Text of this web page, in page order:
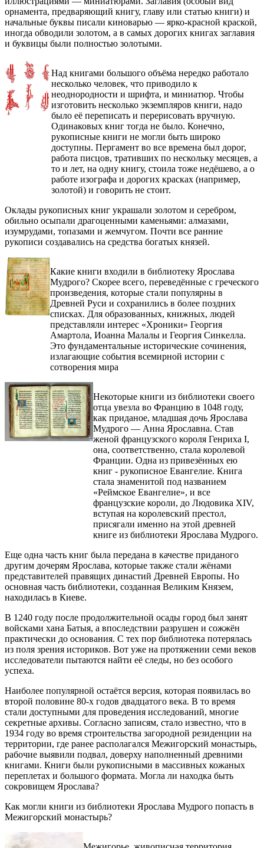
орнамента, предваряющий книгу, главу или статью книги) и
начальные буквы писали киноварью — ярко-красной краской,
иногда обводили золотом, а в самых дорогих книгах заглавия
и буквицы были полностью золотыми.
Над книгами большого объёма нередко работало
несколько человек, что приводило к
неоднородности и шрифта, и миниатюр. Чтобы
изготовить несколько экземпляров книги, надо
было её переписать и перерисовать вручную.
Одинаковых книг тогда не было. Конечно,
рукописные книги не могли быть широко
доступны. Пергамент во все времена был дорог,
работа писцов, тративших по нескольку месяцев, а
то и лет, на одну книгу, стоила тоже недёшево, а о
работе изографа и дорогих красках (например,
золотой) и говорить не стоит.
Оклады рукописных книг украшали золотом и серебром,
обильно осыпали драгоценными каменьями: алмазами,
изумрудами, топазами и жемчугом. Почти все ранние
рукописи создавались на средства богатых князей.
Какие книги входили в библиотеку Ярослава
Мудрого? Скорее всего, переведённые с греческого
произведения, которые стали популярны в
Древней Руси и сохранились в более поздних
списках. Для образованных, книжных, людей
представляли интерес «Хроники» Георгия
Амартола, Иоанна Малалы и Георгия Синкелла.
Это фундаментальные исторические сочинения,
излагающие события всемирной истории с
сотворения мира
Некоторые книги из библиотеки своего
отца увезла во Францию в 1048 году,
как приданое, младшая дочь Ярослава
Мудрого — Анна Ярославна. Став
женой французского короля Генриха І,
она, соответственно, стала королевой
Франции. Одна из привезённых ею
книг - рукописное Евангелие. Книга
стала знаменитой под названием
«Реймское Евангелие», и все
французские короли, до Людовика XIV,
вступая на королевский престол,
присягали именно на этой древней
книге из библиотеки Ярослава Мудрого.
Еще одна часть книг была передана в качестве приданого
другим дочерям Ярослава, которые также стали жёнами
представителей правящих династий Древней Европы. Но
основная часть библиотеки, созданная Великим Князем,
находилась в Киеве.
В 1240 году после продолжительной осады город был занят
войсками хана Батыя, а впоследствии разрушен и сожжён
практически до основания. С тех пор библиотека потерялась
из поля зрения историков. Вот уже на протяжении семи веков
исследователи пытаются найти её следы, но без особого
успеха.
Наиболее популярной остаётся версия, которая появилась во
второй половине 80-х годов двадцатого века. В то время
стали доступными для проведения исследований, многие
секретные архивы. Согласно записям, стало известно, что в
1934 году во время строительства загородной резиденции на
территории, где ранее располагался Межигорский монастырь,
рабочие выявили подвал, доверху наполненный древними
книгами. Книги были рукописными в массивных кожаных
переплетах и большого формата. Могла ли находка быть
сокровищем Ярослава?
Как могли книги из библиотеки Ярослава Мудрого попасть в
Межигорский монастырь?